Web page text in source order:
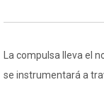
La compulsa lleva el
se instrumentará a